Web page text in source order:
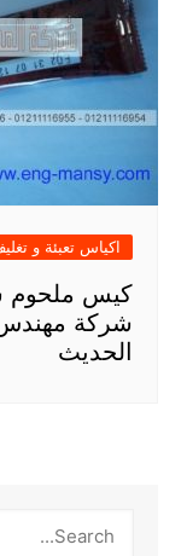
اكياس تعبئة و
كيس ملحوم
شركة مهندس
الحديث